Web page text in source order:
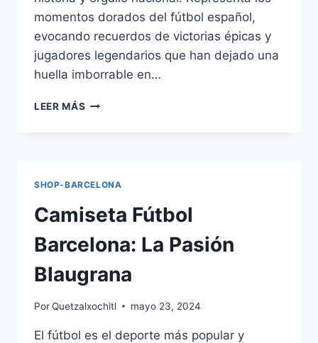
momentos dorados del fútbol español,
evocando recuerdos de victorias épicas y
jugadores legendarios que han dejado una
huella imborrable en…
LEER MÁS CAMISETA
SHOP-BARCELONA
Camiseta Fútbol
Barcelona: La Pasión
Blaugrana
PorQuetzalxochitl mayo 23, 2024
El fútbol es el deporte más popular y